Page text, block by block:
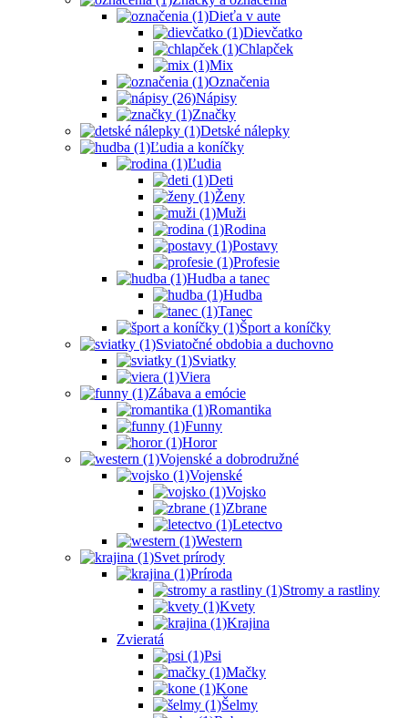
Dieťa v aute
Dievčatko
Chlapček
Mix
Označenia
Nápisy
Značky
Detské nálepky
Ľudia a koníčky
Ľudia
Deti
Ženy
Muži
Rodina
Postavy
Profesie
Hudba a tanec
Hudba
Tanec
Šport a koníčky
Sviatočné obdobia a duchovno
Sviatky
Viera
Zábava a emócie
Romantika
Funny
Horor
Vojenské a dobrodružné
Vojenské
Vojsko
Zbrane
Letectvo
Western
Svet prírody
Príroda
Stromy a rastliny
Kvety
Krajina
Zvieratá
Psi
Mačky
Kone
Šelmy